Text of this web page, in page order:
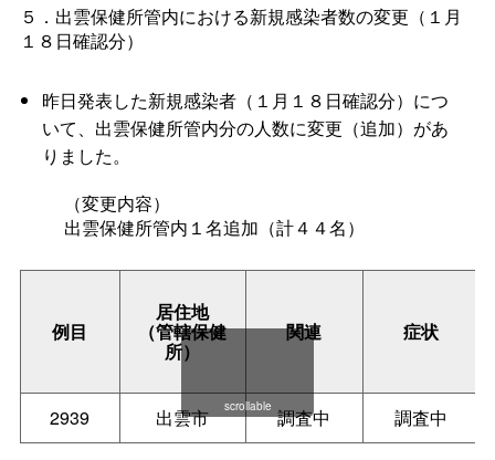
５．出雲保健所管内における新規感染者数の変更（１月
１８日確認分）
昨日発表した新規感染者（１月１８日確認分）につ
いて、出雲保健所管内分の人数に変更（追加）があ
りました。
（変更内容）
出雲保健所管内１名追加（計４４名）
例目
居住地
（管轄保健
所）
関連 症状
2939 出雲市 調査中 調査中
scrollable